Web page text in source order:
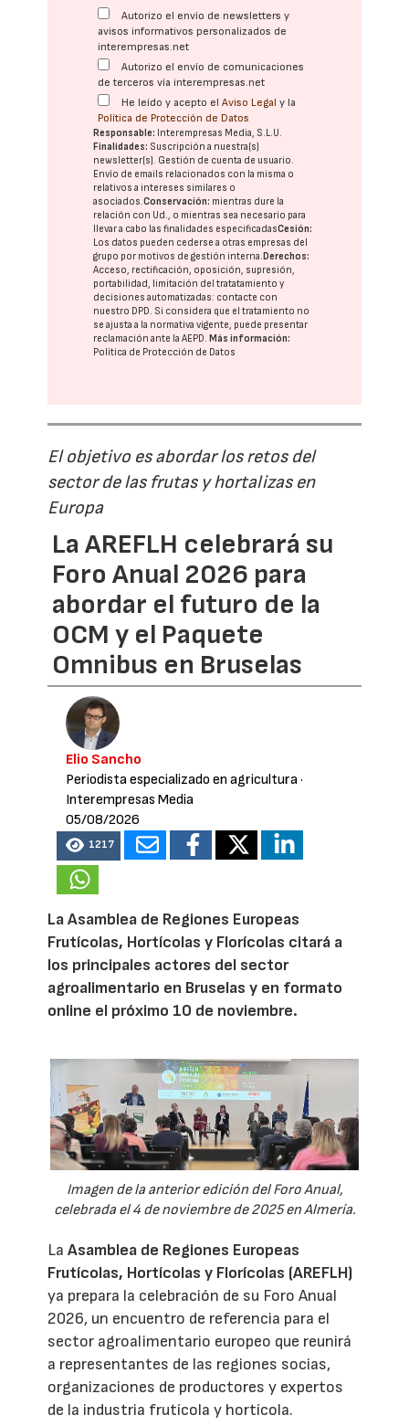
Autorizo el envío de newsletters y
avisos informativos personalizados de
interempresas.net
Autorizo el envío de comunicaciones
de terceros vía interempresas.net
He leído y acepto elAviso Legal y la
Política de Protección de Datos
Responsable: Interempresas Media, S.L.U.
Finalidades: Suscripción a nuestra(s)
newsletter(s). Gestión de cuenta de usuario.
Envío de emails relacionados con la misma o
relativos a intereses similares o
asociados.Conservación: mientras dure la
relación con Ud., o mientras sea necesario para
llevar a cabo las finalidades especificadasCesión:
Los datos pueden cederse a otras empresas del
grupo por motivos de gestión interna. Derechos:
Acceso, rectificación, oposición, supresión,
portabilidad, limitación del tratatamiento y
decisiones automatizadas: contacte con
nuestro DPD. Si considera que el tratamiento no
se ajusta a la normativa vigente, puede presentar
reclamación ante laAEPD. Más información:
Política de Protección de Datos
El objetivo es abordar los retos del
sector de las frutas y hortalizas en
Europa
La AREFLH celebrará su
Foro Anual 2026 para
abordar el futuro de la
OCM y el Paquete
Omnibus en Bruselas
Elio Sancho
Periodista especializado en agricultura·
Interempresas Media
05/08/2026
1217
La Asamblea de Regiones Europeas
Frutícolas, Hortícolas y Florícolas citará a
los principales actores del sector
agroalimentario en Bruselas y en formato
online el próximo 10 de noviembre.
Imagen de la anterior edición del Foro Anual,
celebrada el 4 de noviembre de 2025 en Almería.
LaAsamblea de Regiones Europeas
Frutícolas, Hortícolas y Florícolas (AREFLH)
ya prepara la celebración de su Foro Anual
2026, un encuentro de referencia para el
sector agroalimentario europeo que reunirá
a representantes de las regiones socias,
organizaciones de productores y expertos
de la industria frutícola y hortícola.